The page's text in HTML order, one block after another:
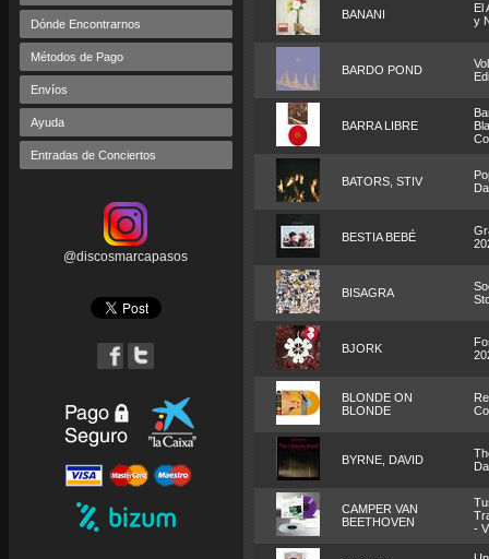
Dónde Encontrarnos
Métodos de Pago
Envíos
Ayuda
Entradas de Conciertos
@discosmarcapasos
BANANI
El
y
BARDO POND
BARRA LIBRE
BATORS, STIV
BESTIA BEBÉ
BISAGRA
BJORK
BLONDE ON
BLONDE
BYRNE, DAVID
CAMPER VAN
BEETHOVEN
-